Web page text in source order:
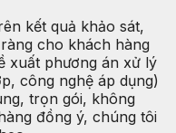
kết quả khảo sát,
cho khách hàng
xuất phương án xử lý
công nghệ áp dụng)
trọn gói, không
đồng ý, chúng tôi